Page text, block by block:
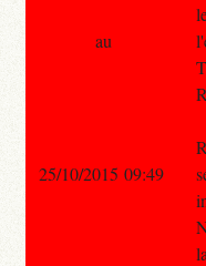
au
25/10/2015 09:49